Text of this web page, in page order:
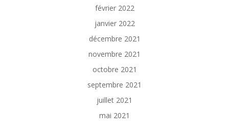
février 2022
janvier 2022
décembre 2021
novembre 2021
octobre 2021
septembre 2021
juillet 2021
mai 2021